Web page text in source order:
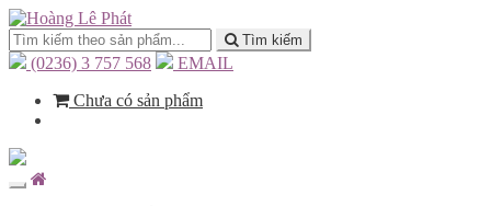
Tìm kiếm
(0236) 3 757 568
EMAIL
Chưa có sản phẩm